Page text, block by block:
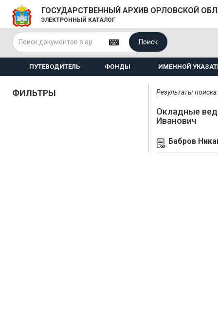
ГОСУДАРСТВЕННЫЙ АРХИВ ОРЛОВСКОЙ
ЭЛЕКТРОННЫЙ КАТАЛОГ
Поиск
ПУТЕВОДИТЕЛЬ ФОНДЫ ИМЕННОЙ
ФИЛЬТРЫ Результаты
Окладные
Иванович
Бабров